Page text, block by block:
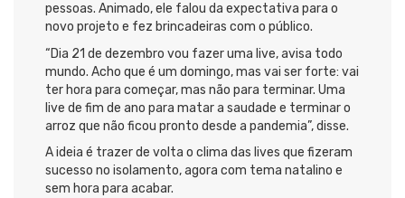
pessoas. Animado, ele falou da expectativa para o
novo projeto e fez brincadeiras com o público.
“Dia 21 de dezembro vou fazer uma live, avisa todo
mundo. Acho que é um domingo, mas vai ser forte: vai
ter hora para começar, mas não para terminar. Uma
live de fim de ano para matar a saudade e terminar o
arroz que não ficou pronto desde a pandemia”, disse.
A ideia é trazer de volta o clima das lives que fizeram
sucesso no isolamento, agora com tema natalino e
sem hora para acabar.